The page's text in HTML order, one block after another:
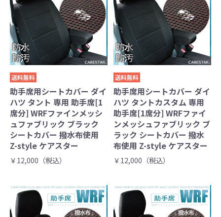
送料無料
助手席用シートカバー ダイ
ハツ タント 専用 助手席[1
席分] WRFファインメッシ
ュファブリック ブラック
シートカバー 撥水布使用
Z-style ケアスター
￥12,000（税込）
送料無料
助手席用シートカバー ダイ
ハツ タントカスタム 専用
助手席[1席分] WRFファイ
ンメッシュファブリック ブ
ラック シートカバー 撥水
布使用 Z-style ケアスター
￥12,000（税込）